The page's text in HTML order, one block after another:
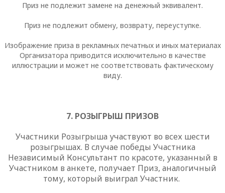
Приз не подлежит замене на денежный эквивалент.
Приз не подлежит обмену, возврату, переуступке.
Изображение приза в рекламных печатных и иных материалах
Организатора приводится исключительно в качестве
иллюстрации и может не соответствовать фактическому
виду.
7. РОЗЫГРЫШ ПРИЗОВ
Участники Розыгрыша участвуют во всех шести
розыгрышах. В случае победы Участника
Независимый Консультант по красоте, указанный в
Участником в анкете, получает Приз, аналогичный
тому, который выиграл Участник.